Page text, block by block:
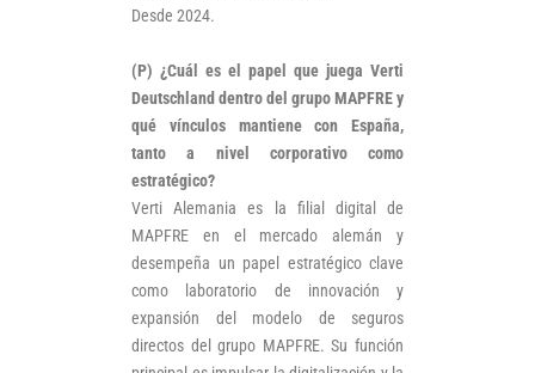
Desde 2024.
(P) ¿Cuál es el papel que juega Verti
Deutschland dentro del grupo MAPFRE y
qué vínculos mantiene con España,
tanto a nivel corporativo como
estratégico?
Verti Alemania es la filial digital de
MAPFRE en el mercado alemán y
desempeña un papel estratégico clave
como laboratorio de innovación y
expansión del modelo de seguros
directos del grupo MAPFRE. Su función